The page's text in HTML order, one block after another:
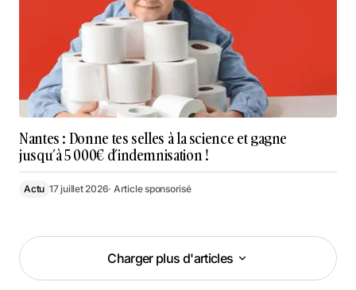
Nantes : Donne tes selles à la science et gagne
jusqu’à 5 000€ d’indemnisation !
Actu 17 juillet 2026· Article sponsorisé
Charger plus d'articles
Charger plus d'articles